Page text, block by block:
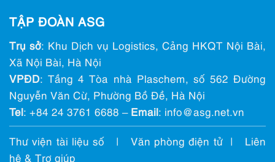
TẬP ĐOÀN ASG
Trụ sở: Khu Dịch vụ Logistics, Cảng HKQT Nội Bài,
Xã Nội Bài, Hà Nội
VPĐD: Tầng 4 Tòa nhà Plaschem, số 562 Đường
Nguyễn Văn Cừ, Phường Bồ Đề, Hà Nội
Tel: +84 24 3761 6688 – Email: info@ asg.net.vn
Thư viện tài liệu số | Văn phòng điện tử|
Liên
hệ & Trợ giúp